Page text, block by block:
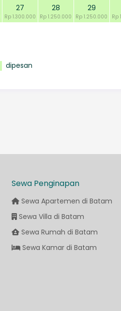
27
Rp 1.300.000
28
Rp 1.250.000
29
Rp 1.250.000 Rp
dipesan
Sewa Penginapan
Sewa Apartemen di Batam
Sewa Villa di Batam
Sewa Rumah di Batam
Sewa Kamar di Batam